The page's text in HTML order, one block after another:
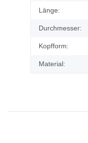
Länge:
Durchmesser:
Kopfform:
Material: